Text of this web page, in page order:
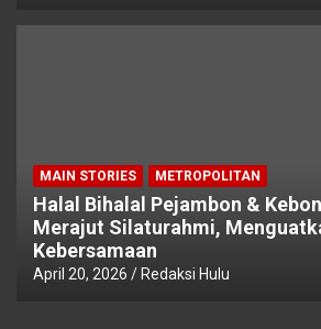
MAIN STORIES METROPOLITAN
Halal Bihalal Pejambon &
Merajut Silaturahmi,
Kebersamaan
April 20, 2026 Redaksi Hulu